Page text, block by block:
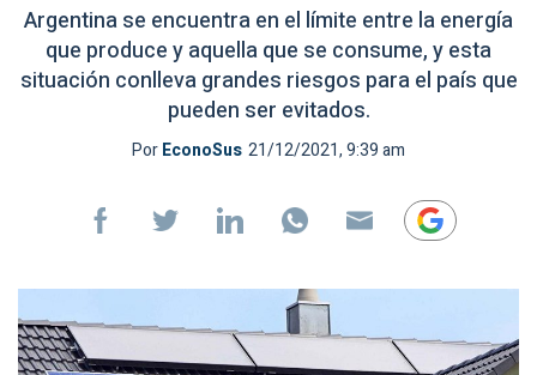
Argentina se encuentra en el límite entre la energía
que produce y aquella que se consume, y esta
situación conlleva grandes riesgos para el país que
pueden ser evitados.
PorEconoSus 21/12/2021, 9:39 am